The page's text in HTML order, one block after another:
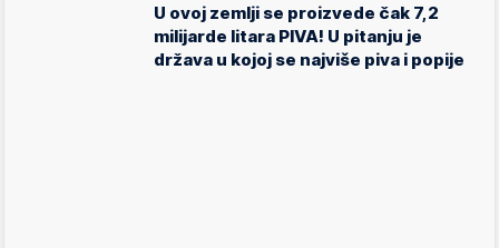
U ovoj zemlji se proizvede čak 7,2
milijarde litara PIVA! U pitanju je
država u kojoj se najviše piva i popije